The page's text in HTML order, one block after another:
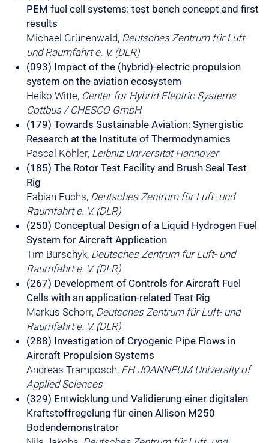
PEM fuel cell systems: test bench concept and first
results
Michael Grünenwald, Deutsches Zentrum für Luft-
und Raumfahrt e. V. (DLR)
(093) Impact of the (hybrid)-electric propulsion
system on the aviation ecosystem
Heiko Witte, Center for Hybrid-Electric Systems
Cottbus / CHESCO GmbH
(179) Towards Sustainable Aviation: Synergistic
Research at the Institute of Thermodynamics
Pascal Köhler, Leibniz Universität Hannover
(185) The Rotor Test Facility and Brush Seal Test
Rig
Fabian Fuchs, Deutsches Zentrum für Luft- und
Raumfahrt e. V. (DLR)
(250) Conceptual Design of a Liquid Hydrogen Fuel
System for Aircraft Application
Tim Burschyk, Deutsches Zentrum für Luft- und
Raumfahrt e. V. (DLR)
(267) Development of Controls for Aircraft Fuel
Cells with an application-related Test Rig
Markus Schorr, Deutsches Zentrum für Luft- und
Raumfahrt e. V. (DLR)
(288) Investigation of Cryogenic Pipe Flows in
Aircraft Propulsion Systems
Andreas Tramposch, FH JOANNEUM University of
Applied Sciences
(329) Entwicklung und Validierung einer digitalen
Kraftstoffregelung für einen Allison M250
Bodendemonstrator